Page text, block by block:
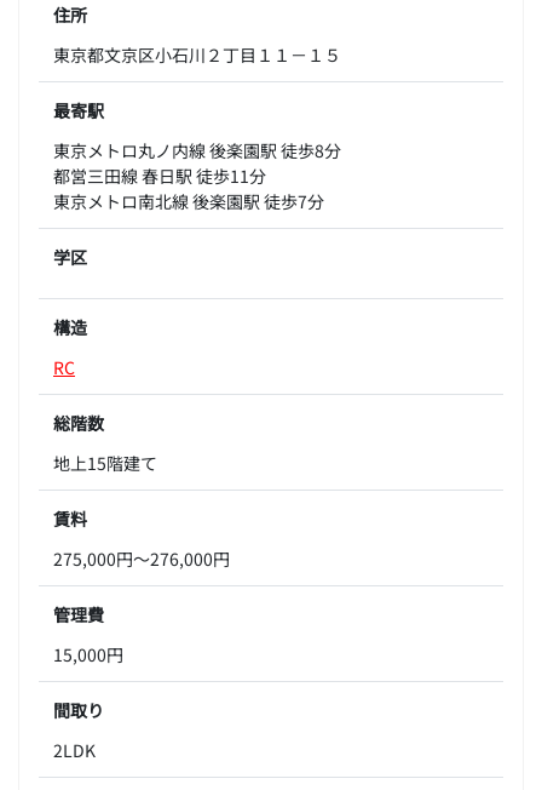
住所
東京都文京区小石川２丁目１１－１５
最寄駅
東京メトロ丸ノ内線 後楽園駅 徒歩8分
都営三田線 春日駅 徒歩11分
東京メトロ南北線 後楽園駅 徒歩7分
学区
構造
RC
総階数
地上15階建て
賃料
275,000円～276,000円
管理費
15,000円
間取り
2LDK